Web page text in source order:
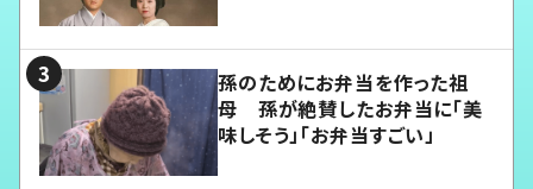
孫のためにお弁当を作った祖
母 孫が絶賛したお弁当に「美
味しそう」「お弁当すごい」